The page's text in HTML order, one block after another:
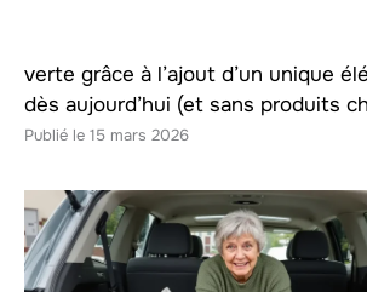
verte grâce à l’ajout d’un unique
dès aujourd’hui (et sans produits
15 mars 2026